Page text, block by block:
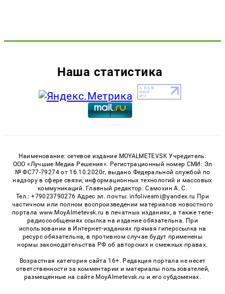
Наша статистика
Наименование: сетевое издание MOYALMETEVSK Учредитель:
ООО «Лучшие Медиа Решения». Регистрационный номер СМИ: Эл
№ ФС77-79274 от 16.10.2020г, выдано Федеральной службой по
надзору в сфере связи, информационных технологий и массовых
коммуникаций. Главный редактор: Самохин А. С.
Тел.: +79023790276 Адрес эл. почты: infolivesmi@yandex.ru При
частичном или полном воспроизведении материалов новостного
портала www.MoyAlmetevsk.ru в печатных изданиях, а также теле-
радиосообщениях ссылка на издание обязательна. При
использовании в Интернет-изданиях прямая гиперссылка на
ресурс обязательна, в противном случае будут применены
нормы законодательства РФ об авторских и смежных правах.
Возрастная категория сайта 16+. Редакция портала не несет
ответственности за комментарии и материалы пользователей,
размещенные на сайте MoyAlmetevsk.ru и его субдоменах.